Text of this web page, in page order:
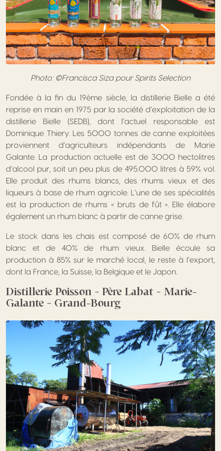
Photo: ©Francisca Siza pour Spirits Selection
Fondée à la fin du 19ème siècle, la distillerie Bielle a été
reprise en main en 1975 par la société d’exploitation de la
distillerie Bielle (SEDB), dont l’actuel responsable est
Dominique Thiery. Les 5000 tonnes de canne exploitées
proviennent d’agriculteurs indépendants de Marie
Galante. La production actuelle est de 3000 hectolitres
d’alcool pur, soit un peu plus de 495.000 litres à 59% vol.
Elle produit des rhums blancs, des rhums vieux et des
liqueurs à base de rhum agricole. L’une de ses spécialités
est la production de rhums « bruts de fût ». Elle élabore
également un rhum blanc à partir de canne grise.
Le stock dans les chais est composé de 60% de rhum
blanc et de 40% de rhum vieux. Bielle écoule sa
production à 85% sur le marché local, le reste à l’export,
dont la France, la Suisse, la Belgique et le Japon.
Distillerie Poisson – Père Labat – Marie-
Galante – Grand-Bourg